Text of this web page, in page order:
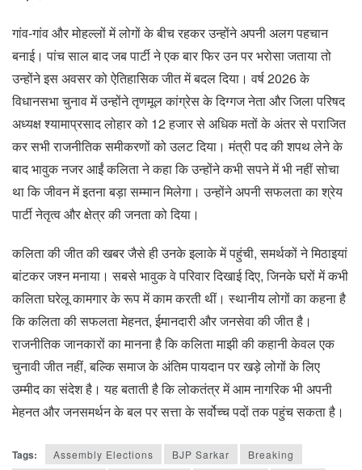
गांव-गांव और मोहल्लों में लोगों के बीच रहकर उन्होंने अपनी अलग पहचान
बनाई। पांच साल बाद जब पार्टी ने एक बार फिर उन पर भरोसा जताया तो
उन्होंने इस अवसर को ऐतिहासिक जीत में बदल दिया। वर्ष 2026 के
विधानसभा चुनाव में उन्होंने तृणमूल कांग्रेस के दिग्गज नेता और जिला परिषद
अध्यक्ष श्यामाप्रसाद लोहार को 12 हजार से अधिक मतों के अंतर से पराजित
कर सभी राजनीतिक समीकरणों को उलट दिया। मंत्री पद की शपथ लेने के
बाद भावुक नजर आईं कलिता ने कहा कि उन्होंने कभी सपने में भी नहीं सोचा
था कि जीवन में इतना बड़ा सम्मान मिलेगा। उन्होंने अपनी सफलता का श्रेय
पार्टी नेतृत्व और क्षेत्र की जनता को दिया।
कलिता की जीत की खबर जैसे ही उनके इलाके में पहुंची, समर्थकों ने मिठाइयां
बांटकर जश्न मनाया। सबसे भावुक वे परिवार दिखाई दिए, जिनके घरों में कभी
कलिता घरेलू कामगार के रूप में काम करती थीं। स्थानीय लोगों का कहना है
कि कलिता की सफलता मेहनत, ईमानदारी और जनसेवा की जीत है।
राजनीतिक जानकारों का मानना है कि कलिता माझी की कहानी केवल एक
चुनावी जीत नहीं, बल्कि समाज के अंतिम पायदान पर खड़े लोगों के लिए
उम्मीद का संदेश है। यह बताती है कि लोकतंत्र में आम नागरिक भी अपनी
मेहनत और जनसमर्थन के बल पर सत्ता के सर्वोच्च पदों तक पहुंच सकता है।
Tags: Assembly Elections BJP Sarkar
Breaking